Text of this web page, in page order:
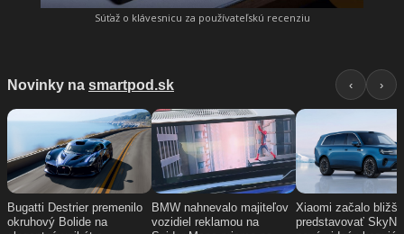
Súťaž o klávesnicu za používateľskú recenziu